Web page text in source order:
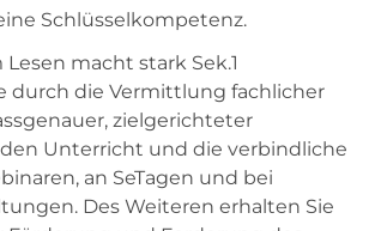
Schlüsselkompetenz.
Lesen macht stark Sek.1
durch die Vermittlung fachlicher
zielgerichteter
Unterricht und die verbindliche
an SeTagen und bei
Des Weiteren erhalten Sie